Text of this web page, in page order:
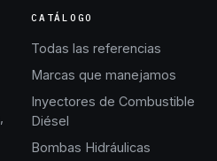
CATÁLOGO
Todas las referencias
Marcas que manejamos
Inyectores de Combustible
Diésel
Bombas Hidráulicas